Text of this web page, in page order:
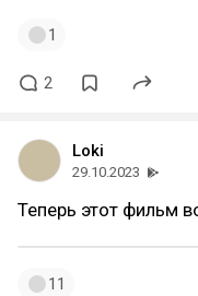
1
2
Loki
29.10.2023
Теперь этот фильм
11